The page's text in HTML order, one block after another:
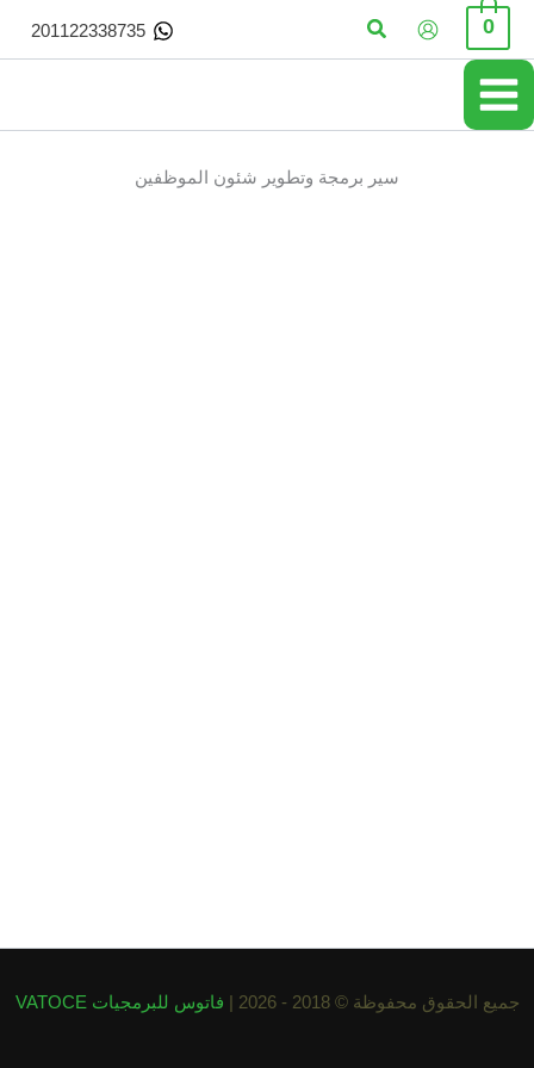
تخطي
المحتوى
0 البحث 201122338735
سير برمجة وتطوير شئون الموظفين
جميع الحقوق محفوظة © 2018 - 2026 | فاتوس للبرمجيات VATOCE